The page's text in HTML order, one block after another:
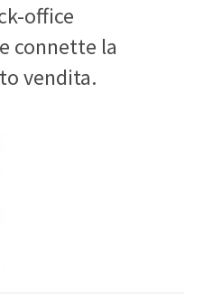
office
connette la
vendita.